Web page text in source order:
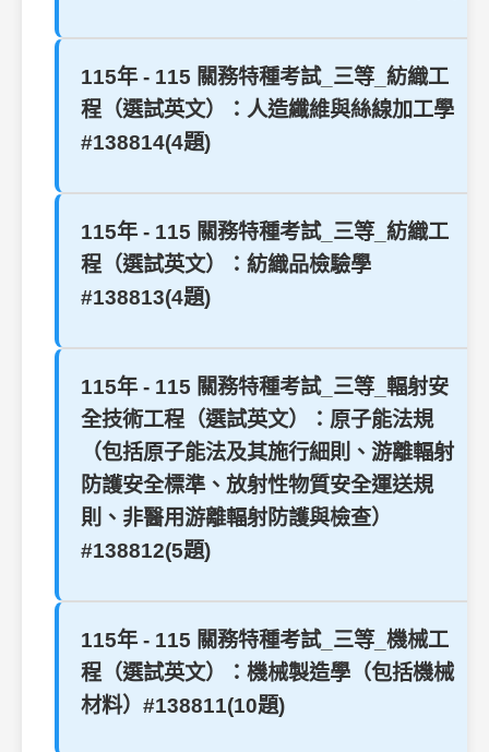
115年 - 115 關務特種考試_三等_紡織工
程（選試英文）：人造纖維與絲線加工學
#138814(4題)
115年 - 115 關務特種考試_三等_紡織工
程（選試英文）：紡織品檢驗學
#138813(4題)
115年 - 115 關務特種考試_三等_輻射安
全技術工程（選試英文）：原子能法規
（包括原子能法及其施行細則、游離輻射
防護安全標準、放射性物質安全運送規
則、非醫用游離輻射防護與檢查）
#138812(5題)
115年 - 115 關務特種考試_三等_機械工
程（選試英文）：機械製造學（包括機械
材料）#138811(10題)